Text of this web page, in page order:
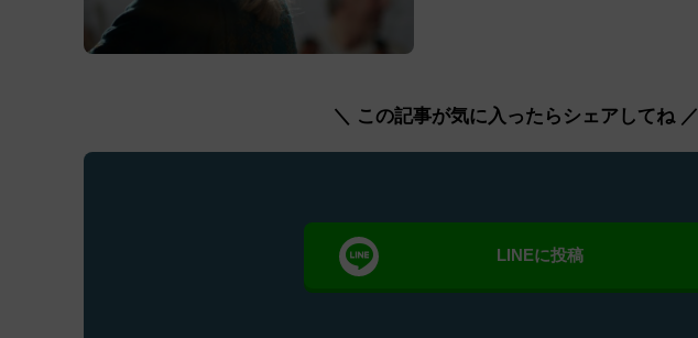
＼ この記事が気に入ったらシェアしてね ／
LINEに投稿